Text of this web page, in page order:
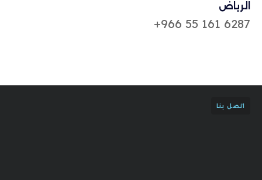
الرياض
6287 161 55 966+
اتصل بنا